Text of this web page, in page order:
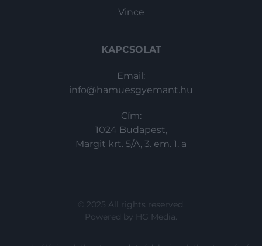
Vince
KAPCSOLAT
Email:
info@hamuesgyemant.hu
Cím:
1024 Budapest,
Margit krt. 5/A, 3. em. 1. a
© 2025 All rights reserved.
Powered by HG Media.